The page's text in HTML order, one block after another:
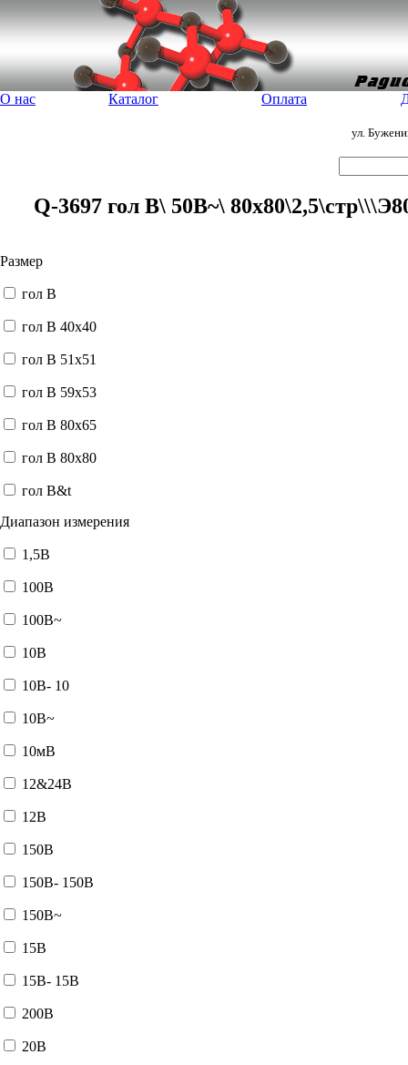
О нас Каталог Оплата
ул.
Q-3697 гол В\ 50В~\
Размер
гол В
гол В 40x40
гол В 51x51
гол В 59x53
гол В 80x65
гол В 80x80
гол В&t
Диапазон измерения
1,5В
100В
100В~
10В
10В- 10
10В~
10мВ
12&24В
12В
150В
150В- 150В
150В~
15В
15В- 15В
200В
20В